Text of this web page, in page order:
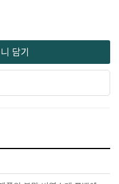
담기